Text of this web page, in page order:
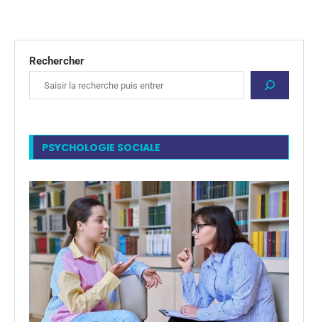
Rechercher
PSYCHOLOGIE SOCIALE